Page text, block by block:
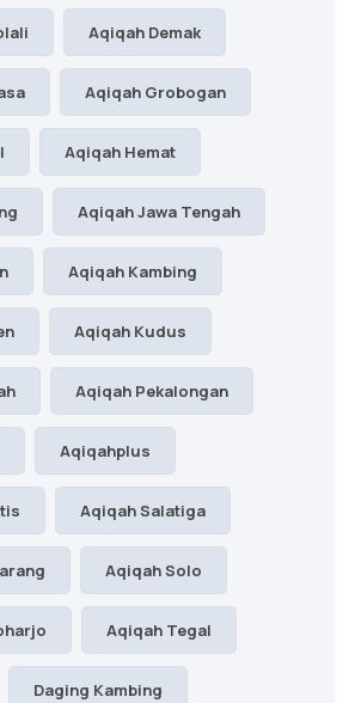
Aqiqah Demak
Aqiqah Grobogan
Aqiqah Hemat
Aqiqah Jawa Tengah
Aqiqah Kambing
Aqiqah Kudus
Aqiqah Pekalongan
Aqiqahplus
Aqiqah Salatiga
Aqiqah Solo
Aqiqah Tegal
Daging Kambing